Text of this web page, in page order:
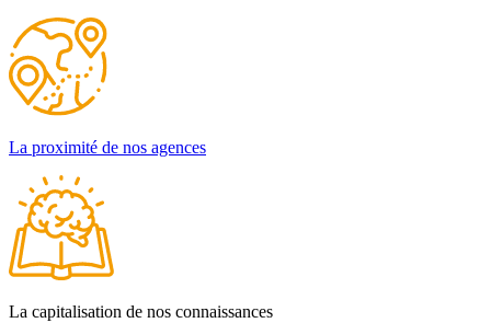
La proximité de nos agences
La capitalisation de nos connaissances